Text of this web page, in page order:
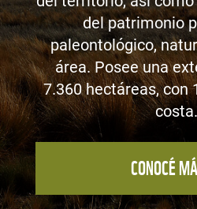
del patrimonio
paleontológico,
área. Posee una
7.360 hectáreas, con
costa.
CONOCÉ